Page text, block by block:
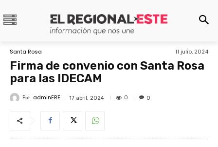
Santa Rosa 11 julio, 2024
Firma de convenio con Santa Rosa
para las IDECAM
Por adminERE 17 abril, 2024 0 0